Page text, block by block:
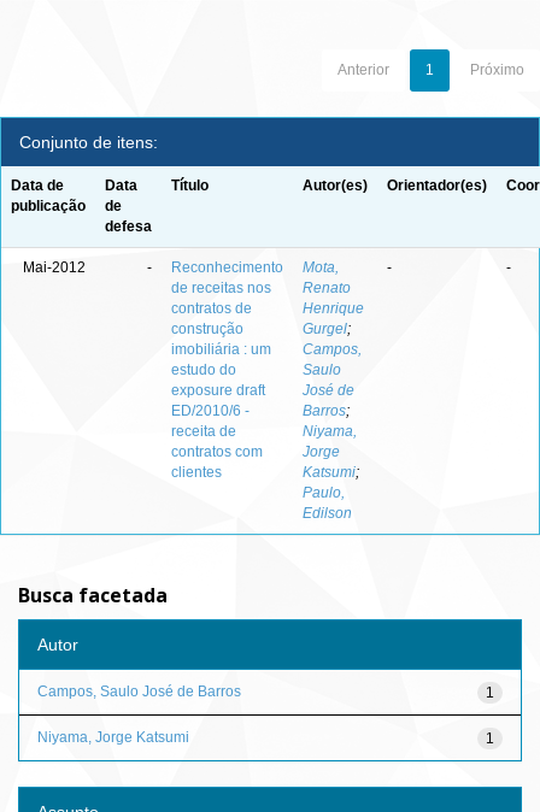
Anterior 1 Próximo
Conjunto de itens:
Data de
publicação
Data
de
defesa
Título Autor(es) Orientador(es)
Mai-2012 -
Reconhecimento
de receitas nos
contratos de
construção
imobiliária : um
estudo do
exposure draft
ED/2010/6 -
receita de
contratos com
clientes
Mota,
Renato
Henrique
Gurgel;
Campos,
Saulo
José de
Barros;
Niyama,
Jorge
Katsumi;
Paulo,
Edilson
- -
Busca facetada
Autor
1
Campos, Saulo José de Barros
1
Niyama, Jorge Katsumi